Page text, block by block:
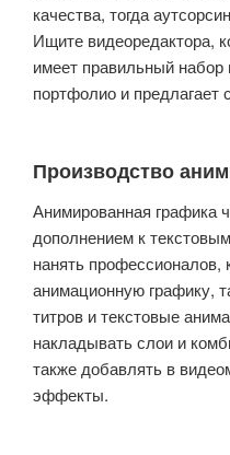
качества, тогда
Ищите видеоредактора,
имеет правильный
портфолио и предлагает
Производство
Анимированная графика
дополнением к
нанять профессионалов,
анимационную графику,
титров и текстовые
накладывать слои и
также добавлять в
эффекты.